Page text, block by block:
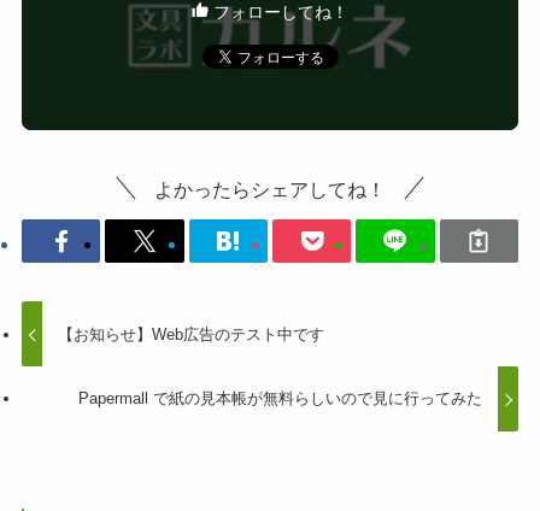
フォローしてね！
よかったらシェアしてね！
【お知らせ】Web広告のテスト中です
Papermall で紙の見本帳が無料らしいので見に行ってみた